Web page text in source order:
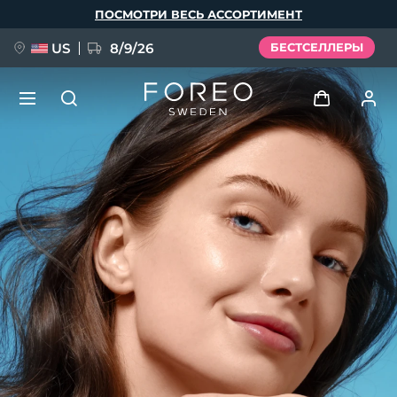
ПОСМОТРИ ВЕСЬ АССОРТИМЕНТ
US 8/9/26 БЕСТСЕЛЛЕРЫ
Войти
Профиль пользователя
Мои приборы
Мои заказы
Мои адреса
Мои подписки
НОВИНКА
FAQ™ Pure Beauty-Tech Elixir
BREAKING NEWS
issa™ Teeth Whitening Set
Язык
English Deutsch
Español
Français
Português
Polski
Русский
Türkçe
简体中文 繁體中文